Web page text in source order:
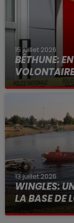
15 juillet 2026
BÉTHUNE:
Selon les
13 juillet 2026
WINGLES:
LA BASE DE
La victime a